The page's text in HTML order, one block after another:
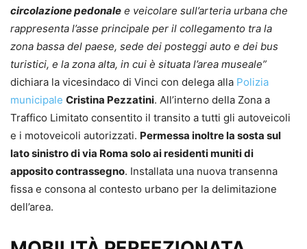
circolazione pedonale e veicolare sull’arteria urbana che
rappresenta l’asse principale per il collegamento tra la
zona bassa del paese, sede dei posteggi auto e dei bus
turistici, e la zona alta, in cui è situata l’area museale”
dichiara la vicesindaco di Vinci con delega alla Polizia
municipale Cristina Pezzatini. All’interno della Zona a
Traffico Limitato consentito il transito a tutti gli autoveicoli
e i motoveicoli autorizzati. Permessa inoltre la sosta sul
lato sinistro di via Roma solo ai residenti muniti di
apposito contrassegno. Installata una nuova transenna
fissa e consona al contesto urbano per la delimitazione
dell’area.